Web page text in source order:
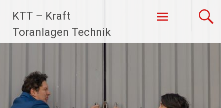
Inhalt
springen
KTT – Kraft
Toranlagen Technik